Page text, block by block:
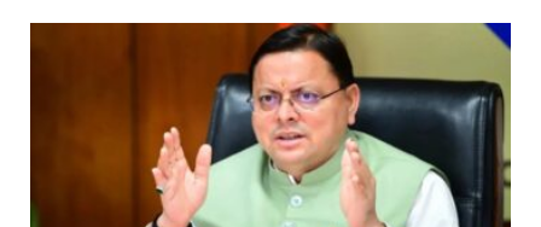
Benefits of Peanuts: सर्दियों में कितनी मूंगफली एक दिन
Sapne Me Aag Dekhna: सपने में आग देखना का मतलब
Budget Day: वित्त मंत्री निर्मला सीतारमण वाराणसी और
Budget 2026: वित्त मंत्री निर्मला सीतारमण पेश कर रही